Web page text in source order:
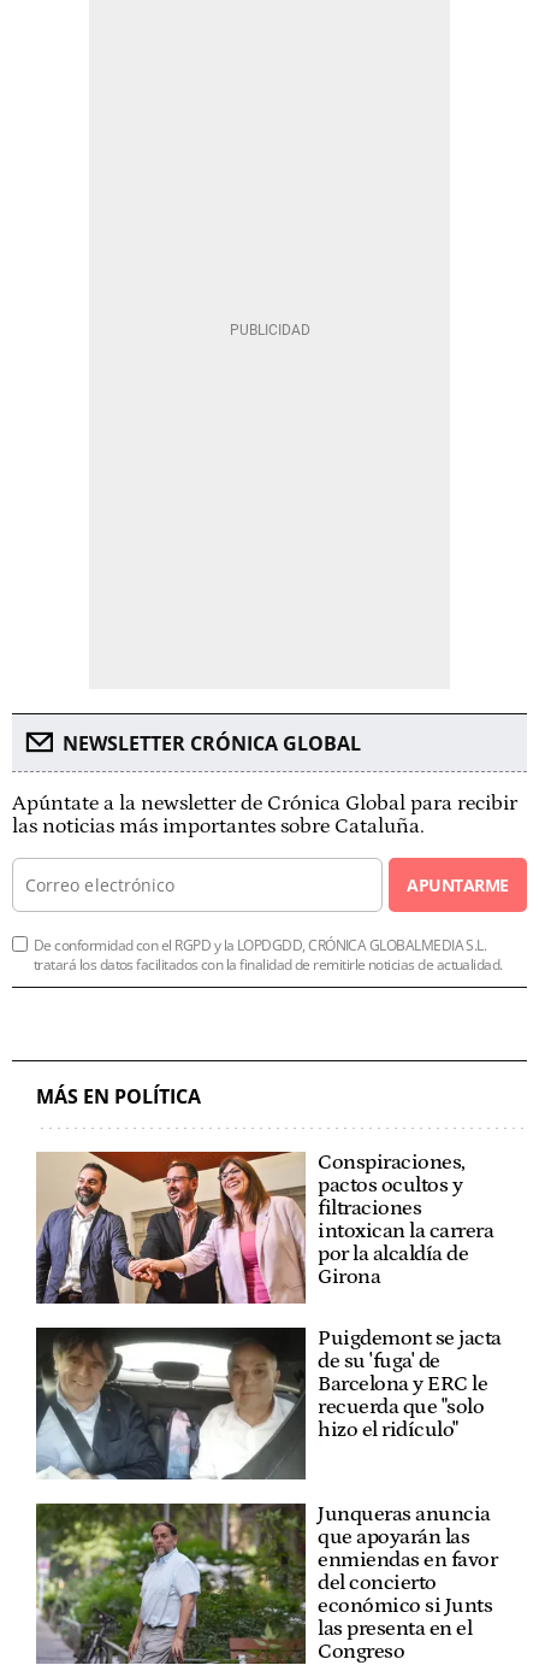
NEWSLETTER CRÓNICA GLOBAL
Apúntate a la newsletter de Crónica Global para recibir
las noticias más importantes sobre Cataluña.
APUNTARME
De conformidad con el RGPD y la LOPDGDD, CRÓNICA GLOBALMEDIA S.L.
tratará los datos facilitados con la finalidad de remitirle noticias de actualidad.
MÁS EN POLÍTICA
Conspiraciones,
pactos ocultos y
filtraciones
intoxican la carrera
por la alcaldía de
Girona
Puigdemont se jacta
de su 'fuga' de
Barcelona y ERC le
recuerda que "solo
hizo el ridículo"
Junqueras anuncia
que apoyarán las
enmiendas en favor
del concierto
económico si Junts
las presenta en el
Congreso